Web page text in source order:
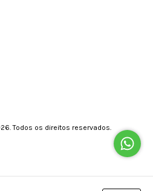
Todos os direitos reservados.